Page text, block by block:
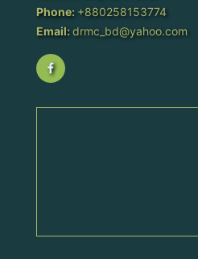
Phone: +880258153774
Email: drmc_bd@yahoo.com